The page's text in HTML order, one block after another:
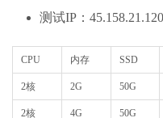
测试IP：45.158.21.120
CPU 内存 SSD
2核 2G 50G
2核 4G 50G